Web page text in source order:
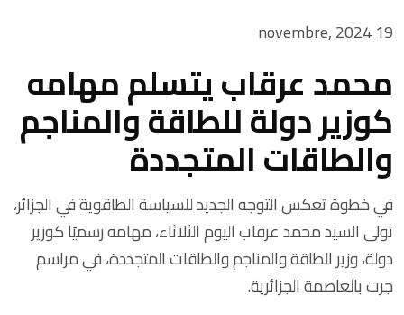
19 novembre, 2024
محمد عرقاب يتسلم مهامه
كوزير دولة للطاقة والمناجم
والطاقات المتجددة
في خطوة تعكس التوجه الجديد للسياسة الطاقوية في الجزائر،
تولى السيد محمد عرقاب اليوم الثلاثاء، مهامه رسميًا كوزير
دولة، وزير الطاقة والمناجم والطاقات المتجددة، في مراسم
جرت بالعاصمة الجزائرية.